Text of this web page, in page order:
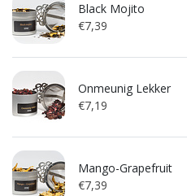
Black Mojito
€7,39
Onmeunig Lekker
€7,19
Mango-Grapefruit
€7,39